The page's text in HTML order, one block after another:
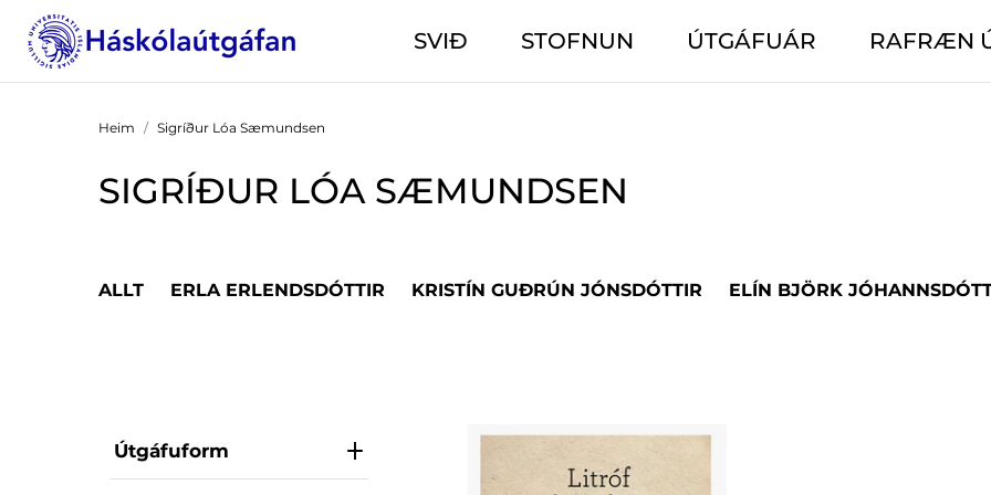
SVIÐ STOFNUN ÚTGÁFUÁR RAFRÆN
Heim Sigríður Lóa Sæmundsen
SIGRÍÐUR LÓA SÆMUNDSEN
ALLT ERLA ERLENDSDÓTTIR KRISTÍN GUÐRÚN JÓNSDÓTTIR ELÍN BJÖRK
Útgáfuform